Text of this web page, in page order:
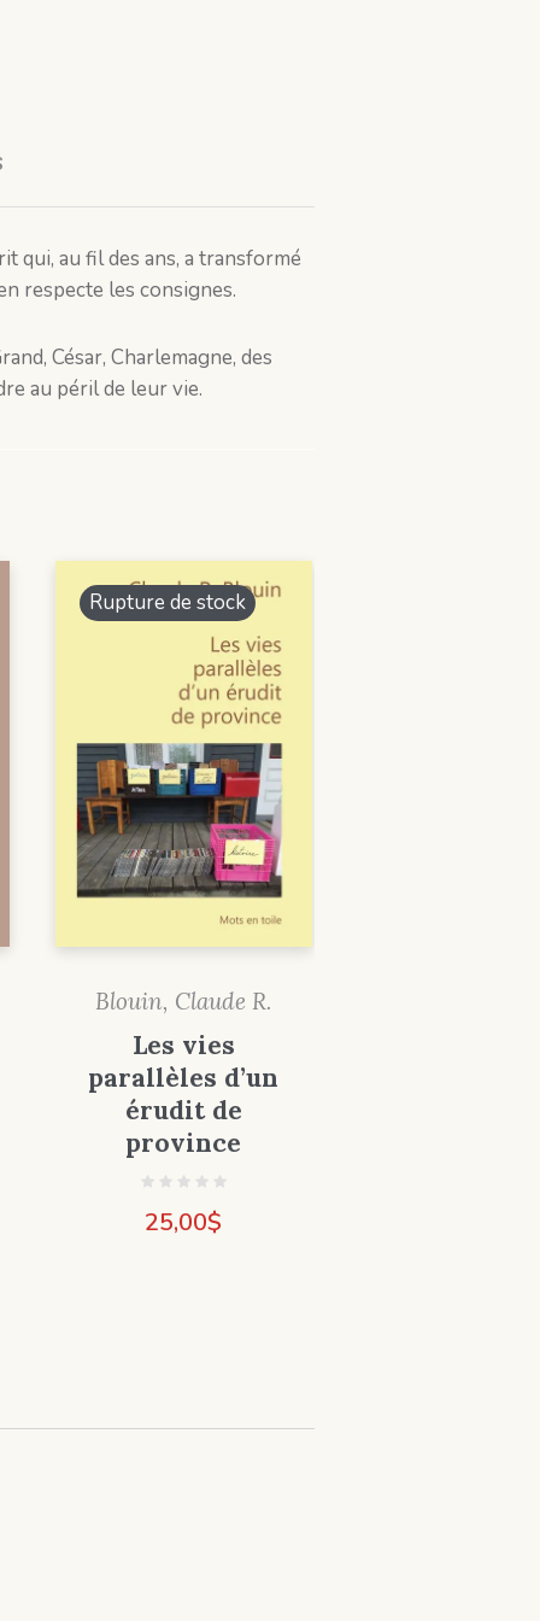
qui, au fil des ans, a transformé
respecte les consignes.
César, Charlemagne, des
au péril de leur vie.
Rupture de stock
Blouin, Claude R.
Les vies
parallèles d’un
érudit de
province
25,00$